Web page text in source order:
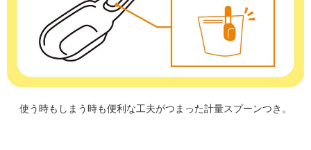
使う時もしまう時も便利な工夫がつまった計量スプーンつき。